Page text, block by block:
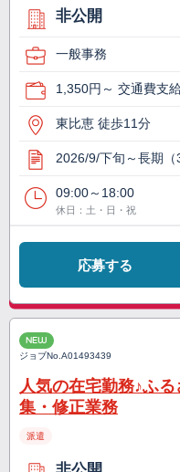
非公開
一般事務
1,350円～ 交通費支
東比恵 徒歩11分
2026/9/下旬～長期（
09:00～18:00
休日：土・日・祝
応募する
NEW
ジョブNo.A01493439
人気の在宅勤務♪ふ
集・修正業務
派遣